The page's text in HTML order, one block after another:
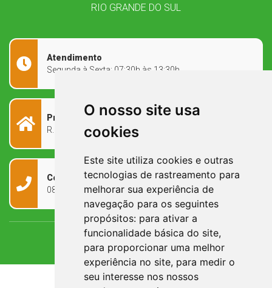
O nosso site usa
cookies
Este site utiliza cookies e outras
tecnologias de rastreamento para
melhorar sua experiência de
navegação para os seguintes
propósitos: para ativar a
funcionalidade básica do site,
para proporcionar uma melhor
experiência no site, para medir o
seu interesse nos nossos
RIO GRANDE DO SUL
Atendimento
Segunda à Sexta: 07:30h às 13:30h
Prefeitura Municipal
R. Rivadávia Corrêa, 858 - Centro - RS, 97573-010
Contato
0800 090 2050